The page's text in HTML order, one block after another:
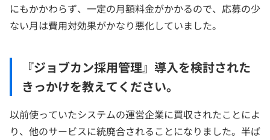
にもかかわらず、一定の月額料金がかかるので、応募の少
ない月は費用対効果がかなり悪化していました。
『ジョブカン採用管理』導入を検討された
きっかけを教えてください。
以前使っていたシステムの運営企業に買収されたことによ
り、他のサービスに統廃合されることになりました。半ば